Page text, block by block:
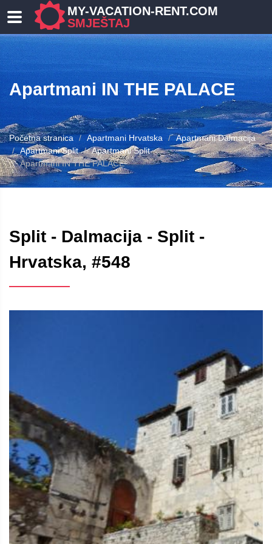
MY-VACATION-RENT.COM
SMJEŠTAJ
Apartmani IN THE PALACE
Početna stranica Apartmani Hrvatska
Apartmani Dalmacija
Apartmani Split
Apartmani Split
Apartmani IN THE PALACE
Split - Dalmacija - Split -
Hrvatska, #548